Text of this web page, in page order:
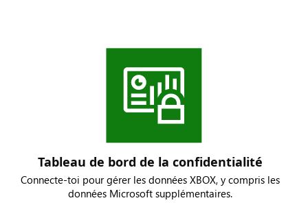
Tableau de bord de la confidentialité
Connecte-toi pour gérer les données XBOX, y compris les
données Microsoft supplémentaires.